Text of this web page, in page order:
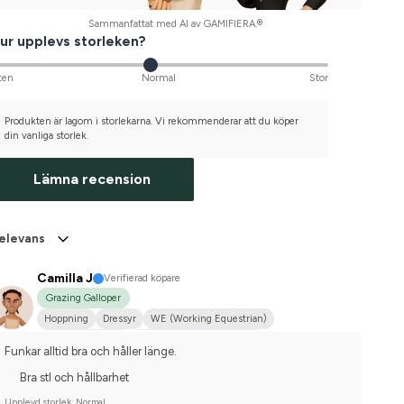
Sammanfattat med AI av GAMIFIERA.®
upplevs storleken?
Normal Stor
Produkten är lagom i storlekarna. Vi rekommenderar att du köper
din vanliga storlek.
Lämna recension
Camilla J
Verifierad köpare
Grazing Galloper
Hoppning
Dressyr
WE (Working Equestrian)
Funkar alltid bra och håller länge.
Bra stl och hållbarhet